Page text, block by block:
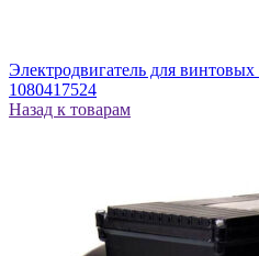
Электродвигатель для
1080417524
Назад к товарам